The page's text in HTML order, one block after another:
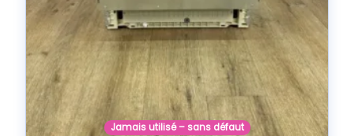
Jamais utilisé – sans défaut